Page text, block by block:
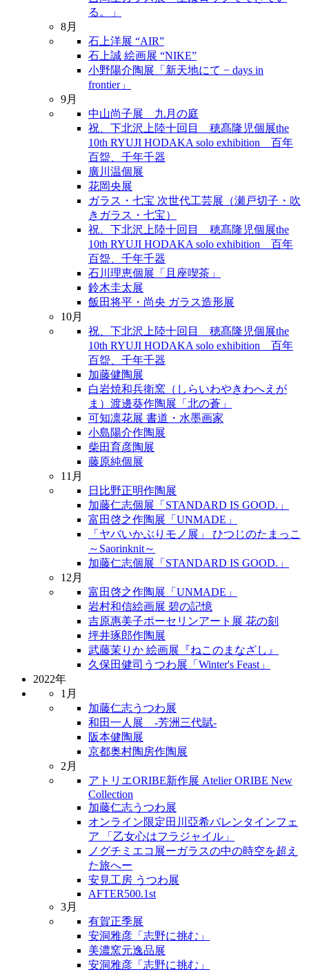
る。」
8月
石上洋展 “AIR”
石上誠 絵画展 “NIKE”
小野陽介陶展「新天地にて − days in
frontier」
9月
中山尚子展 九月の庭
祝、下北沢上陸十回目 穂髙隆児個展the
10th RYUJI HODAKA solo exhibition 百年
百盌、千年千器
廣川温個展
花岡央展
ガラス・七宝 次世代工芸展（瀬戸切子・吹
きガラス・七宝）
祝、下北沢上陸十回目 穂髙隆児個展the
10th RYUJI HODAKA solo exhibition 百年
百盌、千年千器
石川理恵個展「且座喫茶」
鈴木圭太展
飯田将平・尚央 ガラス造形展
10月
祝、下北沢上陸十回目 穂髙隆児個展the
10th RYUJI HODAKA solo exhibition 百年
百盌、千年千器
加藤健陶展
白岩焼和兵衛窯（しらいわやきわへえが
ま）渡邊葵作陶展「北の蒼」
可知凛花展 書道・水墨画家
小島陽介作陶展
柴田育彦陶展
藤原純個展
11月
日比野正明作陶展
加藤仁志個展「STANDARD IS GOOD.」
富田啓之作陶展「UNMADE」
「ヤバいかぶりモノ展」 ひつじのたまっこ
～Saorinknit～
加藤仁志個展「STANDARD IS GOOD.」
12月
富田啓之作陶展「UNMADE」
岩村和信絵画展 碧の記憶
吉原惠美子ポーセリンアート展 花の刻
坪井琢郎作陶展
武藤茉りか 絵画展『ねこのまなざし』
久保田健司うつわ展「Winter's Feast」
2022年
1月
加藤仁志うつわ展
和田一人展 -芳洲三代賦-
阪本健陶展
京都奥村陶房作陶展
2月
アトリエORIBE新作展 Atelier ORIBE New
Collection
加藤仁志うつわ展
オンライン限定田川亞希バレンタインフェ
ア 「乙女心はフラジャイル」
ノグチミエコ展ーガラスの中の時空を超え
た旅へー
安見工房 うつわ展
AFTER500.1st
3月
有賀正季展
安洞雅彦「志野に挑む」
美濃窯元逸品展
安洞雅彦「志野に挑む」